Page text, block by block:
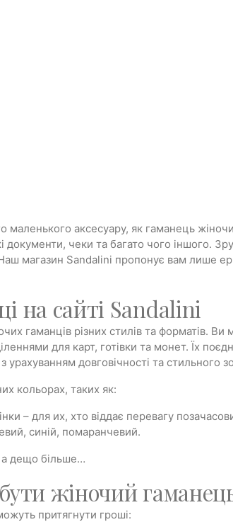
аксесуару, як гаманець
документи, чеки та багато чого іншого.
магазин Sandalini пропонує вам лише
на сайті Sandalini
гаманців різних стилів та форматів.
для карт, готівки та монет. Їх
довговічності та стильного
кольорах, таких як:
– для их, хто віддає перевагу
синій, помаранчевий.
а дещо більше…
жіночий
притягнути гроші: